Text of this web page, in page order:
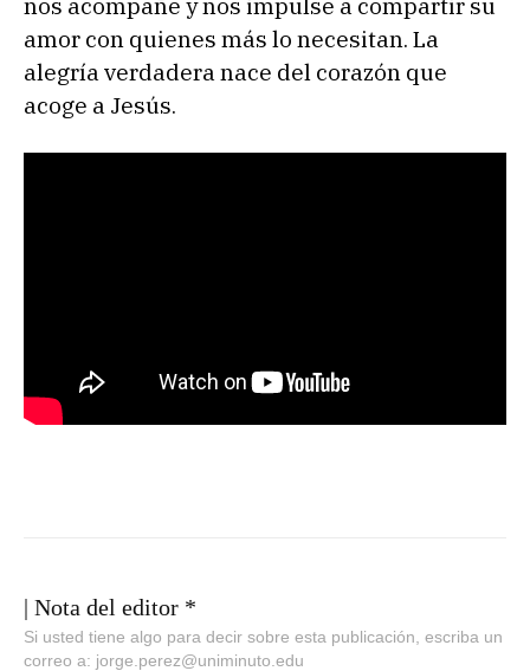
nos acompañe y nos impulse a compartir su
amor con quienes más lo necesitan. La
alegría verdadera nace del corazón que
acoge a Jesús.
| Nota del editor *
Si usted tiene algo para decir sobre esta publicación, escriba un
correo a: jorge.perez@uniminuto.edu